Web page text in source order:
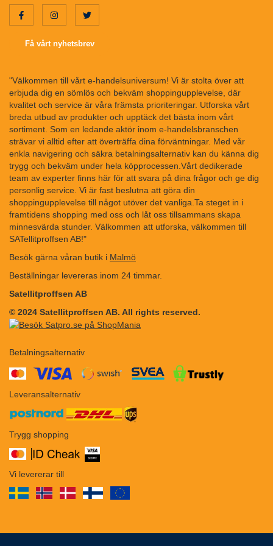
Få vårt nyhetsbrev
"Välkommen till vårt e-handelsuniversum! Vi är stolta över att
erbjuda dig en sömlös och bekväm shoppingupplevelse, där
kvalitet och service är våra främsta prioriteringar. Utforska vårt
breda utbud av produkter och upptäck det bästa inom vårt
sortiment. Som en ledande aktör inom e-handelsbranschen
strävar vi alltid efter att överträffa dina förväntningar. Med vår
enkla navigering och säkra betalningsalternativ kan du känna dig
trygg och bekväm under hela köpprocessen.Vårt dedikerade
team av experter finns här för att svara på dina frågor och ge dig
personlig service. Vi är fast beslutna att göra din
shoppingupplevelse till något utöver det vanliga.Ta steget in i
framtidens shopping med oss och låt oss tillsammans skapa
minnesvärda stunder. Välkommen att utforska, välkommen till
SATellitproffsen AB!"
Besök gärna våran butik i Malmö
Beställningar levereras inom 24 timmar.
Satellitproffsen AB
© 2024 Satellitproffsen AB. All rights reserved.
Betalningsalternativ
Leveransalternativ
Trygg shopping
Vi levererar till